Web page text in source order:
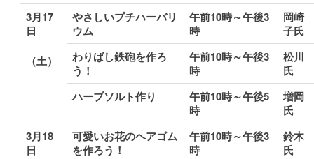
3月17
日
（土）
やさしいプチハーバリ
ウム
午前10時～午後3
時
岡崎
子氏
わりばし鉄砲を作ろ
う！
午前10時～午後3
時
松川
氏
ハーブソルト作り
午前10時～午後5
時
増岡
氏
3月18
日
可愛いお花のヘアゴム
を作ろう！
午前10時～午後3
時
鈴木
氏